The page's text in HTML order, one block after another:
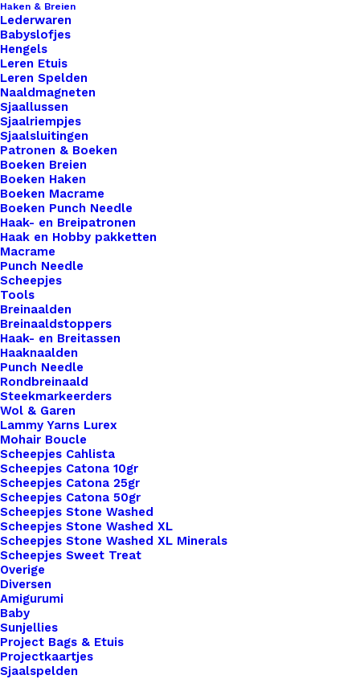
Haken & Breien
Lederwaren
Babyslofjes
Hengels
Leren Etuis
Leren Spelden
Naaldmagneten
Sjaallussen
Sjaalriempjes
Sjaalsluitingen
Patronen & Boeken
Boeken Breien
Boeken Haken
Boeken Macrame
Boeken Punch Needle
Haak- en Breipatronen
Haak en Hobby pakketten
Macrame
Punch Needle
Scheepjes
Tools
Breinaalden
Breinaaldstoppers
Haak- en Breitassen
Haaknaalden
Punch Needle
Rondbreinaald
Steekmarkeerders
Wol & Garen
Lammy Yarns Lurex
Mohair Boucle
Scheepjes Cahlista
Scheepjes Catona 10gr
Scheepjes Catona 25gr
Scheepjes Catona 50gr
Scheepjes Stone Washed
Scheepjes Stone Washed XL
Scheepjes Stone Washed XL Minerals
Scheepjes Sweet Treat
Overige
Diversen
Amigurumi
Baby
Sunjellies
Project Bags & Etuis
Projectkaartjes
Sjaalspelden
onze prachtige leren labels van De Haakfabriek!
Beschikbaar in een verscheidenheid aan vormen,
waaronder rond, vierkant, sterren, hartjes en
meer, voegen onze labels een unieke en
professionele afwerking toe aan al je gehaakte of
gebreide creaties. Onze hoogwaardige leren
labels zijn de perfecte keuze om je creativiteit te
benadrukken en je werk te onderscheiden. Elk
label is zorgvuldig vervaardigd met oog voor detail
en vakmanschap, en ze zijn eenvoudig te
bevestigen aan je projecten voor een blijvende
indruk. Maak je handgemaakte items nog specialer
met onze leren labels van De Haakfabriek. Strikje
4cm breed
20 op voorraad
Leren
Strikje
Grijs
Groen
aantal
Toevoegen aan winkelwagen
Toevoegen aan verlanglijst
Artikelnummer
59746797_leren_strikje_grijs_groen
Categorie
Leren Labels,Vormen
Kleur
Veilig betalen
Unieke en kwaliteitsproducten